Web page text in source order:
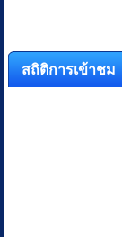
สถิติการเข้าชม